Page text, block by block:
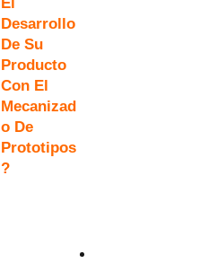
Desarrollo
De Su
Producto
Con El
Mecanizad
O De
Prototipos
?